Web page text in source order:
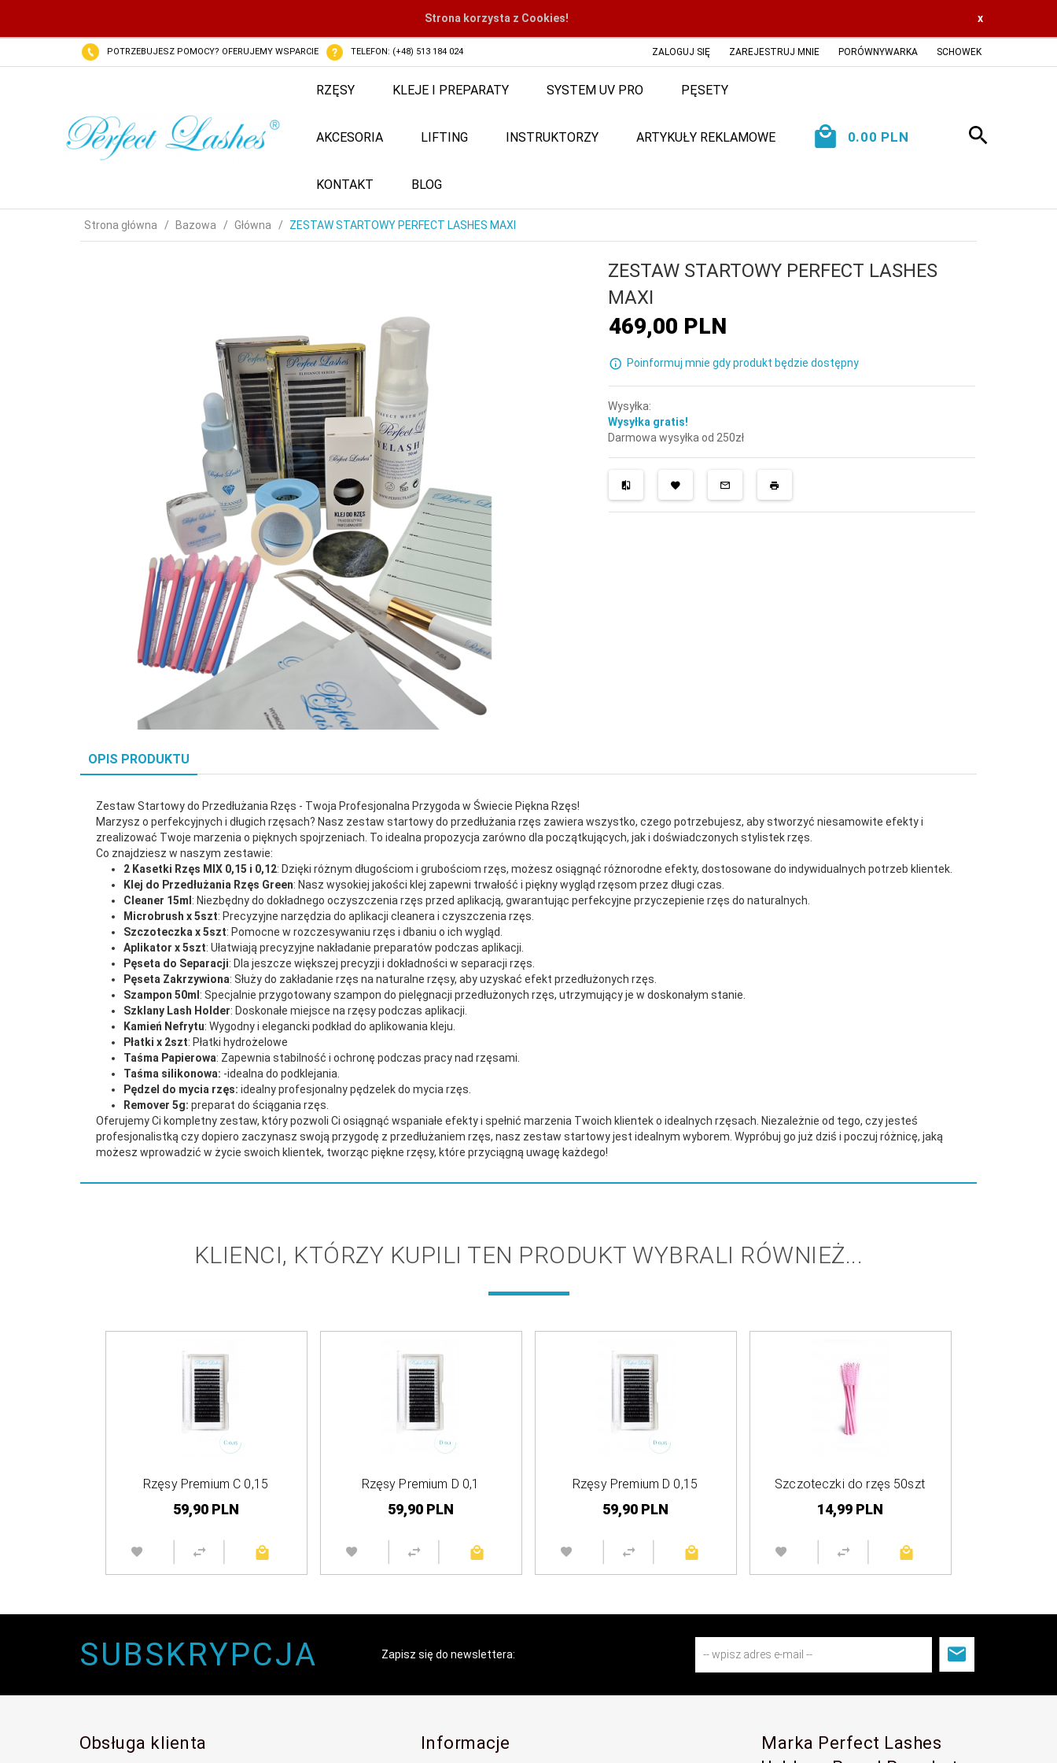
Strona korzysta z Cookies! x
POTRZEBUJESZ POMOCY? OFERUJEMY WSPARCIE TELEFON: (+48) 513 184 024 ZALOGUJ SIĘ ZAREJESTRUJ MNIE PORÓWNYWARKA SCHOWEK
RZĘSY KLEJE I PREPARATY SYSTEM UV PRO PĘSETY
AKCESORIA LIFTING INSTRUKTORZY ARTYKUŁY REKLAMOWE
KONTAKT BLOG
0.00 PLN
Strona główna Bazowa Główna ZESTAW STARTOWY PERFECT LASHES MAXI
ZESTAW STARTOWY PERFECT LASHES
MAXI
469,00 PLN
Poinformuj mnie gdy produkt będzie dostępny
Wysyłka:
Wysyłka gratis!
Darmowa wysyłka od 250zł
OPIS PRODUKTU
Zestaw Startowy do Przedłużania Rzęs - Twoja Profesjonalna Przygoda w Świecie Piękna Rzęs!
Marzysz o perfekcyjnych i długich rzęsach? Nasz zestaw startowy do przedłużania rzęs zawiera wszystko, czego potrzebujesz, aby stworzyć niesamowite efekty i
zrealizować Twoje marzenia o pięknych spojrzeniach. To idealna propozycja zarówno dla początkujących, jak i doświadczonych stylistek rzęs.
Co znajdziesz w naszym zestawie:
2 Kasetki Rzęs MIX 0,15 i 0,12: Dzięki różnym długościom i grubościom rzęs, możesz osiągnąć różnorodne efekty, dostosowane do indywidualnych potrzeb klientek.
Klej do Przedłużania Rzęs Green: Nasz wysokiej jakości klej zapewni trwałość i piękny wygląd rzęsom przez długi czas.
Cleaner 15ml : Niezbędny do dokładnego oczyszczenia rzęs przed aplikacją, gwarantując perfekcyjne przyczepienie rzęs do naturalnych.
Microbrush x 5szt: Precyzyjne narzędzia do aplikacji cleanera i czyszczenia rzęs.
Szczoteczka x 5szt: Pomocne w rozczesywaniu rzęs i dbaniu o ich wygląd.
Aplikator x 5szt: Ułatwiają precyzyjne nakładanie preparatów podczas aplikacji.
Pęseta do Separacji: Dla jeszcze większej precyzji i dokładności w separacji rzęs.
Pęseta Zakrzywiona: Służy do zakładanie rzęs na naturalne rzęsy, aby uzyskać efekt przedłużonych rzęs.
Szampon 50ml : Specjalnie przygotowany szampon do pielęgnacji przedłużonych rzęs, utrzymujący je w doskonałym stanie.
Szklany Lash Holder: Doskonałe miejsce na rzęsy podczas aplikacji.
Kamień Nefrytu: Wygodny i elegancki podkład do aplikowania kleju.
Płatki x 2szt: Płatki hydrożelowe
Taśma Papierowa: Zapewnia stabilność i ochronę podczas pracy nad rzęsami.
Taśma silikonowa: -idealna do podklejania.
Pędzel do mycia rzęs: idealny profesjonalny pędzelek do mycia rzęs.
Remover 5g: preparat do ściągania rzęs.
Oferujemy Ci kompletny zestaw, który pozwoli Ci osiągnąć wspaniałe efekty i spełnić marzenia Twoich klientek o idealnych rzęsach. Niezależnie od tego, czy jesteś
profesjonalistką czy dopiero zaczynasz swoją przygodę z przedłużaniem rzęs, nasz zestaw startowy jest idealnym wyborem. Wypróbuj go już dziś i poczuj różnicę, jaką
możesz wprowadzić w życie swoich klientek, tworząc piękne rzęsy, które przyciągną uwagę każdego!
KLIENCI, KTÓRZY KUPILI TEN PRODUKT WYBRALI RÓWNIEŻ...
Rzęsy Premium C 0,15
59,90 PLN
Rzęsy Premium D 0,1
59,90 PLN
Rzęsy Premium D 0,15
59,90 PLN
Szczoteczki do rzęs 50szt
14,99 PLN
SUBSKRYPCJA Zapisz się do newslettera:
Obsługa klienta Informacje
Marka Perfect Lashes